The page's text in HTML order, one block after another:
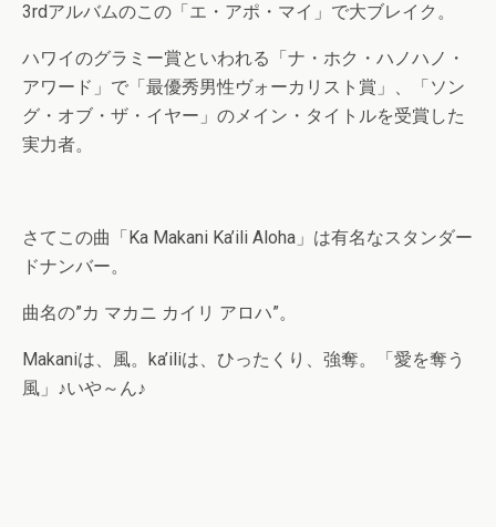
3rdアルバムのこの「エ・アポ・マイ」で大ブレイク。
ハワイのグラミー賞といわれる「ナ・ホク・ハノハノ・
アワード」で「最優秀男性ヴォーカリスト賞」、「ソン
グ・オブ・ザ・イヤー」のメイン・タイトルを受賞した
実力者。
さてこの曲「Ka Makani Ka’ili Aloha」は有名なスタンダー
ドナンバー。
曲名の”カ マカニ カイリ アロハ”。
Makaniは、風。ka’iliは、ひったくり、強奪。「愛を奪う
風」♪いや～ん♪